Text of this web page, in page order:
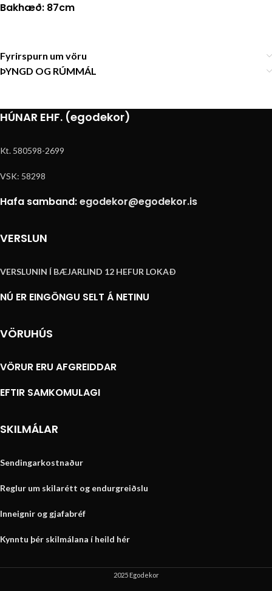
Bakhæð: 87cm
Fyrirspurn um vöru
ÞYNGD OG RÚMMÁL
HÚNAR EHF. (egodekor)
Kt. 580598-2699
VSK: 58298
Hafa samband:egodekor@egodekor.is
VERSLUN
VERSLUNIN Í BÆJARLIND 12 HEFUR LOKAÐ
NÚ ER EINGÖNGU SELT Á NETINU
VÖRUHÚS
VÖRUR ERU AFGREIDDAR
EFTIR SAMKOMULAGI
SKILMÁLAR
Sendingarkostnaður
Reglur um skilarétt og endurgreiðslu
Inneignir og gjafabréf
Kynntu þér skilmálana í heild hér
2025 Egodekor